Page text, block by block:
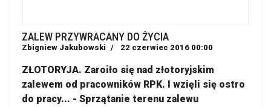
ZALEW PRZYWRACANY DO ŻYCIA
Zbigniew Jakubowski 22 czerwiec 2016 00:00
ZŁOTORYJA. Zaroiło się nad złotoryjskim
zalewem od pracowników RPK. I wzięli się ostro
do pracy... - Sprzątanie terenu zalewu